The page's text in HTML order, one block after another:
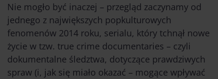
Nie mogło być inaczej – przegląd zaczynamy od
jednego z największych popkulturowych
fenomenów 2014 roku, serialu, który tchnął nowe
życie w tzw. true crime documentaries – czyli
dokumentalne śledztwa, dotyczące prawdziwych
spraw (i, jak się miało okazać – mogące wpływać